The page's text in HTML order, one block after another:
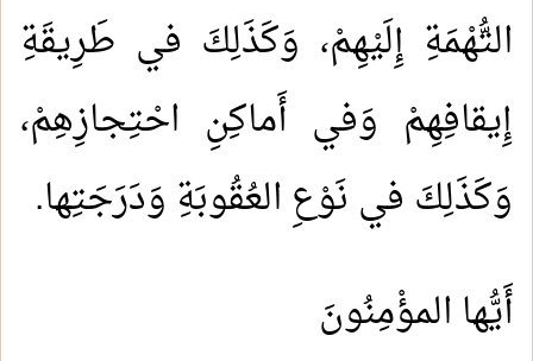
التُّهْمَةِ إِلَيْهِمْ، وَكَذَلِكَ في طَرِيقَةِ
إِيقافِهِمْ وَفي أَماكِنِ احْتِجازِهِمْ،
وَكَذَلِكَ في نَوْعِ العُقُوبَةِ وَدَرَجَتِها.
أَيُّها المؤْمِنُونَ